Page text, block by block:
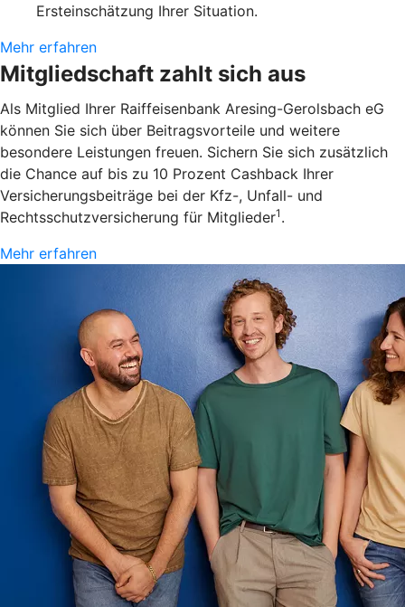
Ersteinschätzung Ihrer Situation.
Mehr erfahren
Mitgliedschaft zahlt sich aus
Als Mitglied Ihrer Raiffeisenbank Aresing-Gerolsbach eG
können Sie sich über Beitragsvorteile und weitere
besondere Leistungen freuen. Sichern Sie sich zusätzlich
die Chance auf bis zu 10 Prozent Cashback Ihrer
Versicherungsbeiträge bei der Kfz-, Unfall- und
Rechtsschutzversicherung für Mitglieder1 .
Mehr erfahren